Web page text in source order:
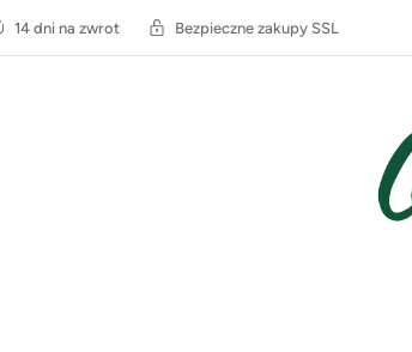
14 dni na zwrot Bezpieczne zakupy SSL